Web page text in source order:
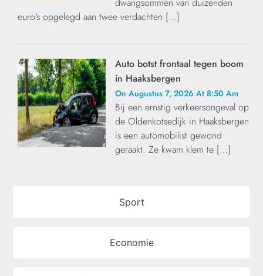
Sport
Economie
euro's opgelegd aan twee verdachten […]
Auto botst frontaal tegen boom
in Haaksbergen
On Augustus 7, 2026 At 8:50 Am
Bij een ernstig verkeersongeval op
de Oldenkotsedijk in Haaksbergen
is een automobilist gewond
geraakt. Ze kwam klem te […]